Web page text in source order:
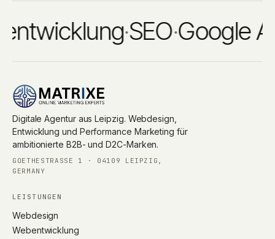
·SEO·Google Ads
Digitale Agentur aus Leipzig. Webdesign,
Entwicklung und Performance Marketing für
ambitionierte B2B- und D2C-Marken.
GOETHESTRASSE 1 · 04109 LEIPZIG, G
ERMANY
LEISTUNGEN
Webdesign
Webentwicklung